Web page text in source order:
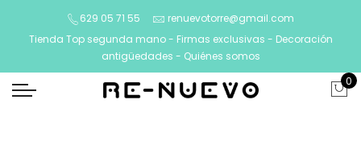
629 05 71 55
renuevotorre@gmail.com
Tienda Top segunda mano - Firmas exclusivas - Decoración
antigüedades - Quiénes somos
0